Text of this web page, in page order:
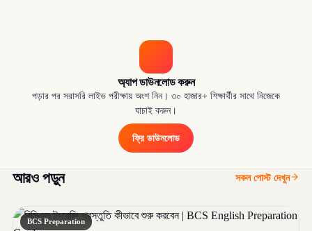
অ্যাপ ডাউনলোড করুন
পড়ার পর সরাসরি লাইভ পরীক্ষায় অংশ নিন। ৩০ হাজার+ শিক্ষার্থীর সাথে নিজেকে
যাচাই করুন।
ফ্রি ডাউনলোড
আরও পড়ুন সকল পোস্ট দেখুন
BCS Preparation